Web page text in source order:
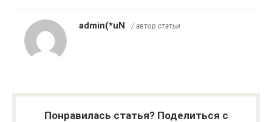
admin(*uN / автор статьи
Понравилась статья? Поделиться с